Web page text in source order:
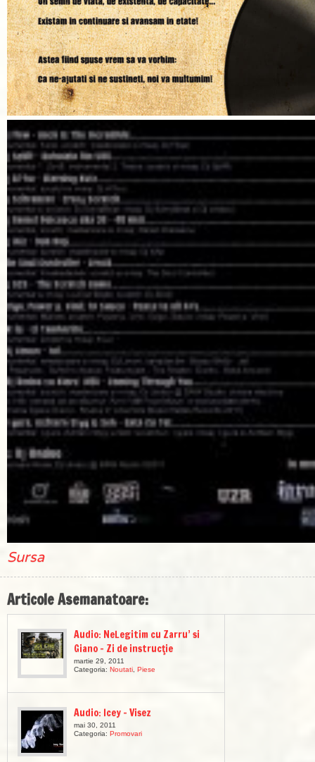
Sursa
Articole Asemanatoare:
Audio: NeLegitim cu Zarru’ si
Giano – Zi de instrucţie
martie 29, 2011
Categoria: Noutati Piese
Audio: Icey – Visez
mai 30, 2011
Categoria: Promovari